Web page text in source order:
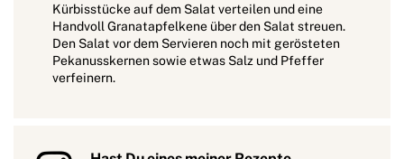
Kürbisstücke auf dem Salat verteilen und eine
Handvoll Granatapfelkene über den Salat streuen.
Den Salat vor dem Servieren noch mit gerösteten
Pekanusskernen sowie etwas Salz und Pfeffer
verfeinern.